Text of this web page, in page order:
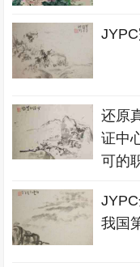
还原
证中
可的
我国